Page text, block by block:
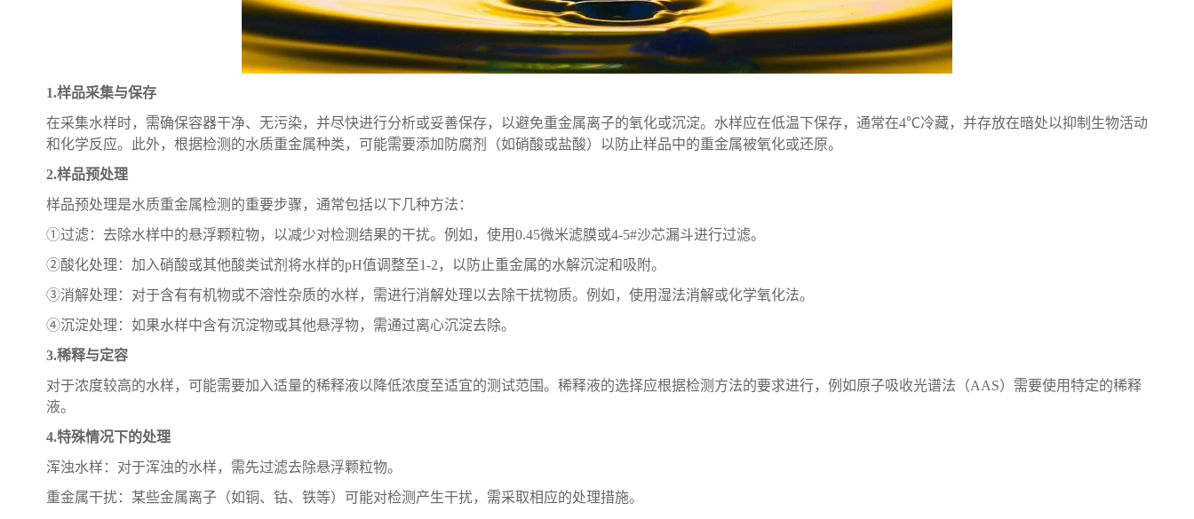
1.样品采集与保存
在采集水样时，需确保容器干净、无污染，并尽快进行分析或妥善保存，以避免重金属离子的氧化或沉淀。水样应在低温下保存，通常在4℃冷藏，并存放在暗处以抑制生物活动
和化学反应。此外，根据检测的水质重金属种类，可能需要添加防腐剂（如硝酸或盐酸）以防止样品中的重金属被氧化或还原。
2.样品预处理
样品预处理是水质重金属检测的重要步骤，通常包括以下几种方法：
①过滤：去除水样中的悬浮颗粒物，以减少对检测结果的干扰。例如，使用0.45微米滤膜或4-5#沙芯漏斗进行过滤。
②酸化处理：加入硝酸或其他酸类试剂将水样的pH值调整至1-2，以防止重金属的水解沉淀和吸附。
③消解处理：对于含有有机物或不溶性杂质的水样，需进行消解处理以去除干扰物质。例如，使用湿法消解或化学氧化法。
④沉淀处理：如果水样中含有沉淀物或其他悬浮物，需通过离心沉淀去除。
3.稀释与定容
对于浓度较高的水样，可能需要加入适量的稀释液以降低浓度至适宜的测试范围。稀释液的选择应根据检测方法的要求进行，例如原子吸收光谱法（AAS）需要使用特定的稀释
液。
4.特殊情况下的处理
浑浊水样：对于浑浊的水样，需先过滤去除悬浮颗粒物。
重金属干扰：某些金属离子（如铜、钴、铁等）可能对检测产生干扰，需采取相应的处理措施。